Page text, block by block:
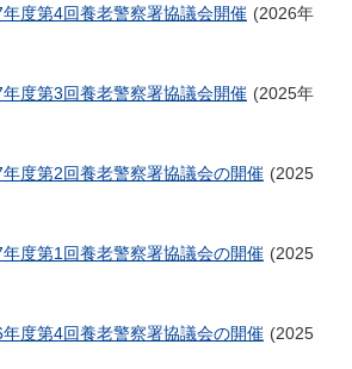
年度第4回養老警察署協議会開催
2026年
年度第3回養老警察署協議会開催
2025年
年度第2回養老警察署協議会の開催
2025
年度第1回養老警察署協議会の開催
2025
年度第4回養老警察署協議会の開催
2025